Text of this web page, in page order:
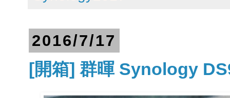
2016/7/17
[開箱] 群暉 Synology